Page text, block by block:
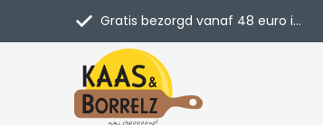
Gratis bezorgd vanaf 48 euro in NL